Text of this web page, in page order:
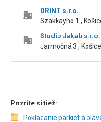
ORINT s.r.o.
Szakkayho 1 ,
Studio Jakab s.r.o.
Jarmočná 3 , Košice
Pozrite si tiež:
Pokladanie parkiet a